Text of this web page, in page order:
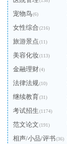
宠物鸟(6)
女性综合(216)
旅游景点(11)
美容化妆(113)
金融理财(4)
法律法规(10)
继续教育(31)
考试招生(1174)
范文论文(191)
相声/小品/评书(36)